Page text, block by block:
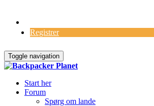
Registrer
Toggle navigation
Start her
Forum
Spørg om lande